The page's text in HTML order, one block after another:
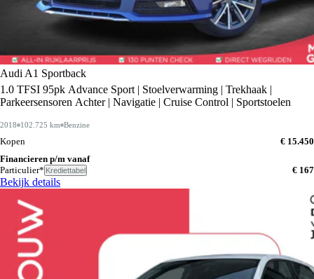
Audi A1 Sportback
1.0 TFSI 95pk Advance Sport | Stoelverwarming | Trekhaak |
Parkeersensoren Achter | Navigatie | Cruise Control | Sportstoelen
2018 102.725 km Benzine
Kopen
€ 15.450
Financieren p/m vanaf
Particulier* Krediettabel € 167
Bekijk details